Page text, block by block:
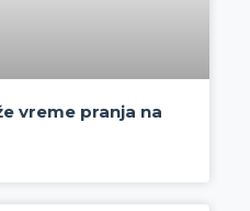
vreme pranja na